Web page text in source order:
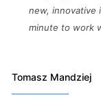
new, innovative
minute to work
Tomasz Mandziej